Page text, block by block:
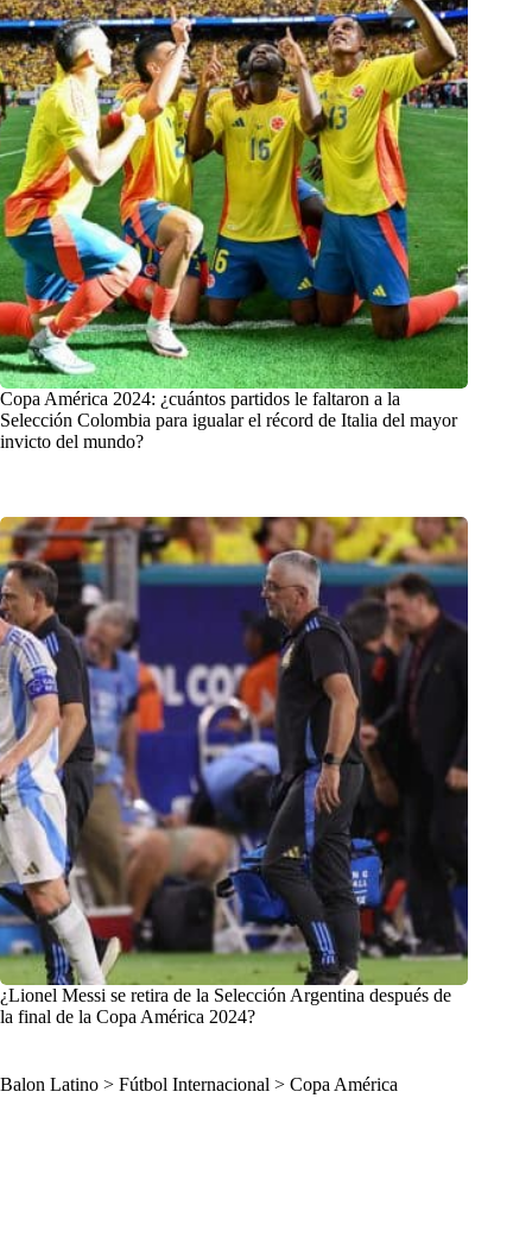
Copa América 2024: ¿cuántos partidos le faltaron a la
Selección Colombia para igualar el récord de Italia del mayor
invicto del mundo?
¿Lionel Messi se retira de la Selección Argentina después de
la final de la Copa América 2024?
Balon Latino > Fútbol Internacional > Copa América